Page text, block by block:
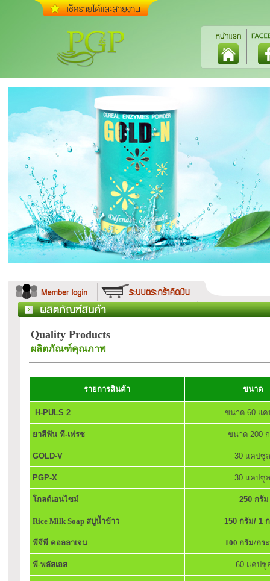
Quality Products
ผลิตภัณฑ์คุณภาพ
รายการสินค้า ขนาด
H-PULS 2 ขนาด 60 แค
ยาสีฟัน ที-เฟรช ขนาด 200
GOLD-V 30 แคปซูล
PGP-X 30 แคปซูล
โกลด์เอนไซม์ 250 กรัม
Rice Milk Soap สบู่น้ำข้าว 150 กรัม/ 1
พีจีพี คอลลาเจน 100 กรัม/กร
พี-พลัสเอส 60 แคปซู